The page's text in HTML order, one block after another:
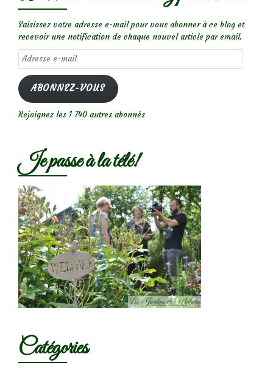
Saisissez votre adresse e-mail pour vous abonner à ce blog et
recevoir une notification de chaque nouvel article par email.
Adresse
e-
mail
ABONNEZ-VOUS
Rejoignez les 1 740 autres abonnés
Je passe à la télé!
Catégories